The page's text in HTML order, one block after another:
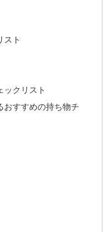
スト
ックリスト
おすすめの持ち物チ